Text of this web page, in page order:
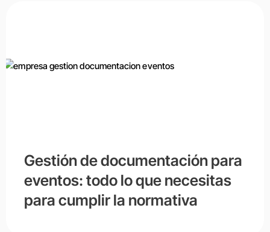
Gestión de documentación para
eventos: todo lo que necesitas
para cumplir la normativa